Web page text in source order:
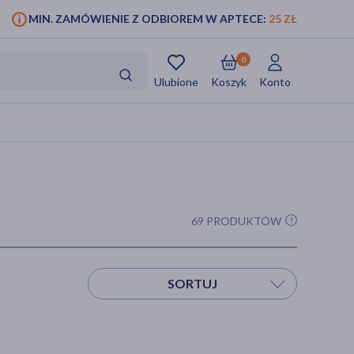
MIN. ZAMÓWIENIE Z ODBIOREM W APTECE: 25 ZŁ
Ulubione Koszyk
0
Konto
69 PRODUKTÓW
SORTUJ